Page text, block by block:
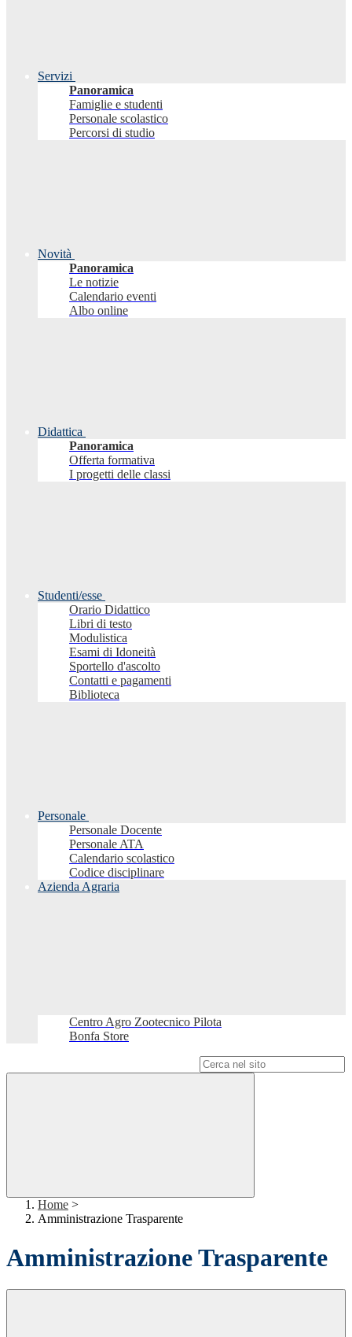
Servizi
Panoramica
Famiglie e studenti
Personale scolastico
Percorsi di studio
Novità
Panoramica
Le notizie
Calendario eventi
Albo online
Didattica
Panoramica
Offerta formativa
I progetti delle classi
Studenti/esse
Orario Didattico
Libri di testo
Modulistica
Esami di Idoneità
Sportello d'ascolto
Contatti e pagamenti
Biblioteca
Personale
Personale Docente
Personale ATA
Calendario scolastico
Codice disciplinare
Azienda Agraria
Centro Agro Zootecnico Pilota
Bonfa Store
Home >
Amministrazione Trasparente
Amministrazione Trasparente